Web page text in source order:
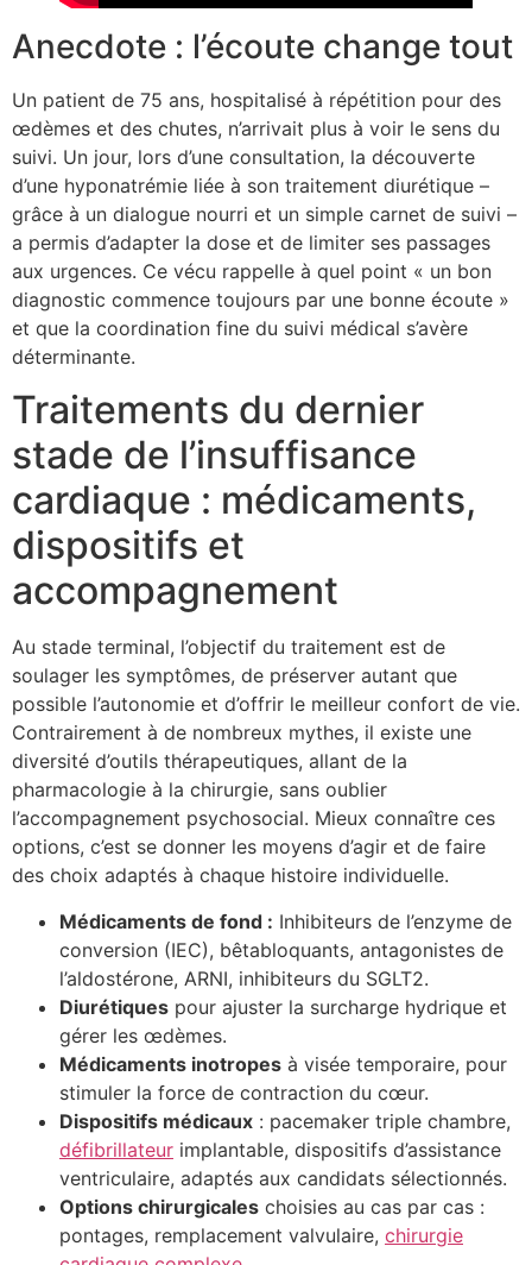
Anecdote : l’écoute change tout
Un patient de 75 ans, hospitalisé à répétition pour des
œdèmes et des chutes, n’arrivait plus à voir le sens du
suivi. Un jour, lors d’une consultation, la découverte
d’une hyponatrémie liée à son traitement diurétique –
grâce à un dialogue nourri et un simple carnet de suivi –
a permis d’adapter la dose et de limiter ses passages
aux urgences. Ce vécu rappelle à quel point « un bon
diagnostic commence toujours par une bonne écoute »
et que la coordination fine du suivi médical s’avère
déterminante.
Traitements du dernier
stade de l’insuffisance
cardiaque : médicaments,
dispositifs et
accompagnement
Au stade terminal, l’objectif du traitement est de
soulager les symptômes, de préserver autant que
possible l’autonomie et d’offrir le meilleur confort de vie.
Contrairement à de nombreux mythes, il existe une
diversité d’outils thérapeutiques, allant de la
pharmacologie à la chirurgie, sans oublier
l’accompagnement psychosocial. Mieux connaître ces
options, c’est se donner les moyens d’agir et de faire
des choix adaptés à chaque histoire individuelle.
Médicaments de fond : Inhibiteurs de l’enzyme de
conversion (IEC), bêtabloquants, antagonistes de
l’aldostérone, ARNI, inhibiteurs du SGLT2.
Diurétiques pour ajuster la surcharge hydrique et
gérer les œdèmes.
Médicaments inotropes à visée temporaire, pour
stimuler la force de contraction du cœur.
Dispositifs médicaux : pacemaker triple chambre,
défibrillateur implantable, dispositifs d’assistance
ventriculaire, adaptés aux candidats sélectionnés.
Options chirurgicales choisies au cas par cas :
pontages, remplacement valvulaire, chirurgie